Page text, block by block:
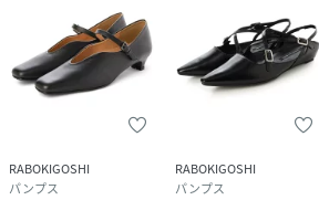
RABOKIGOSHI
パンプス
RABOKIGOSHI
パンプス